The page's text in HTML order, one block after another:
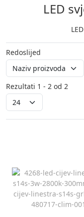
LED
Redoslijed
Rezultati 1 - 2 od 2